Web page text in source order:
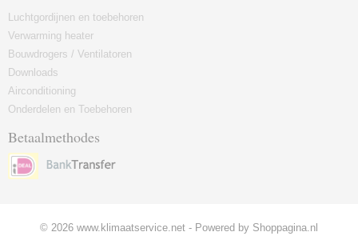
Luchtgordijnen en toebehoren
Verwarming heater
Bouwdrogers / Ventilatoren
Downloads
Airconditioning
Onderdelen en Toebehoren
Betaalmethodes
© 2026 www.klimaatservice.net - Powered by Shoppagina.nl